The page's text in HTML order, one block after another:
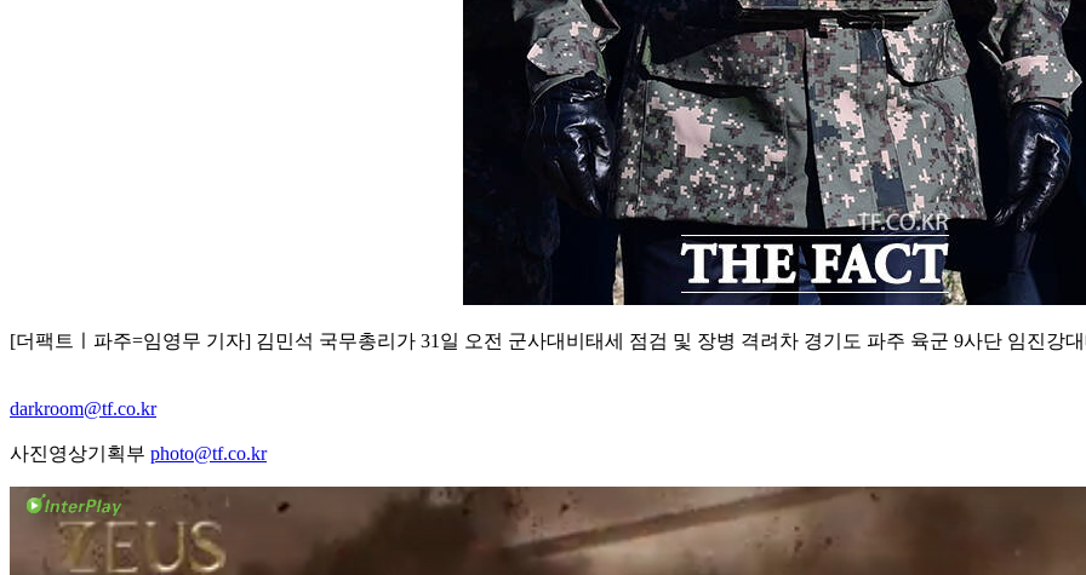
[더팩트ㅣ파주=임영무 기자] 김민석 국무총리가 31일 오전 군사대비태세 점검 및 장병 격려차 경기도 파주 육군 9사단 임진강
darkroom@tf.co.kr
사진영상기획부 photo@tf.co.kr